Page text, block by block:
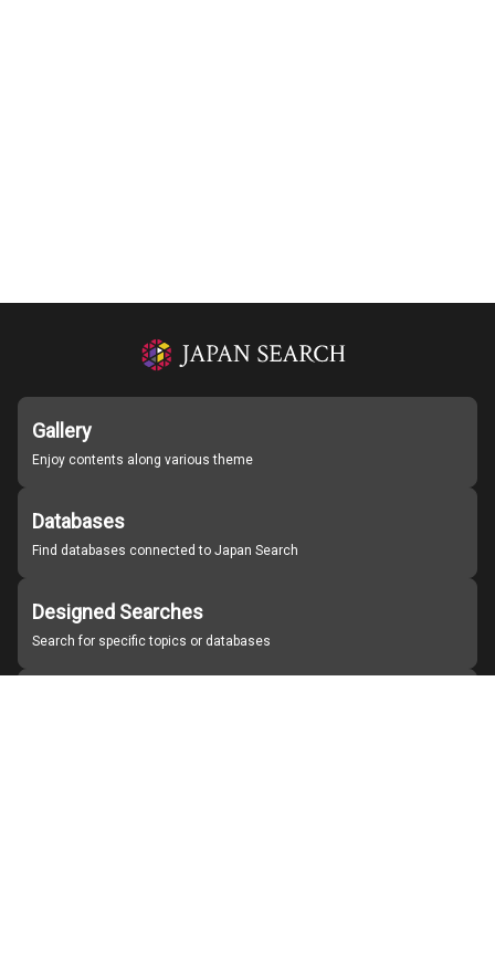
Gallery
Enjoy contents along various theme
Databases
Find databases connected to Japan Search
Designed Searches
Search for specific topics or databases